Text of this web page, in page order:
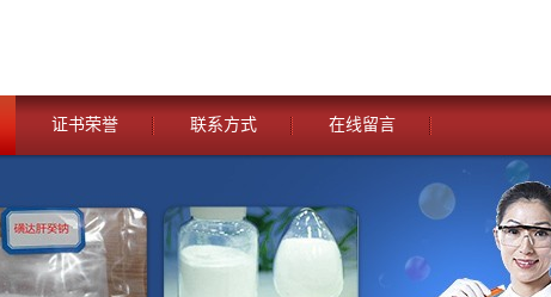
证书荣誉 联系方式 在线留言